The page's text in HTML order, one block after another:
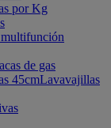
por Kg
de gas
45cmLavavajillas